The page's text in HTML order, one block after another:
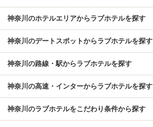
神奈川のホテルエリアからラブホテルを探す
神奈川のデートスポットからラブホテルを探す
神奈川の路線・駅からラブホテルを探す
神奈川の高速・インターからラブホテルを探す
神奈川のラブホテルをこだわり条件から探す